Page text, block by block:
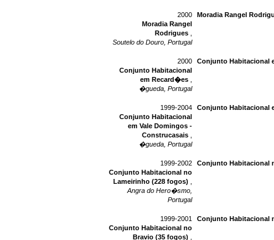
2000
Moradia Rangel
Rodrigues
Soutelo do Douro, Portugal
Moradia Rangel
2000
Conjunto Habitacional
em Recard�es
�gueda, Portugal
Conjunto Habitacional
1999-2004
Conjunto Habitacional
em Vale Domingos -
Construcasais
�gueda, Portugal
Conjunto Habitacional
1999-2002
Conjunto Habitacional no
Lameirinho (228 fogos)
Angra do Hero�smo,
Portugal
Conjunto Habitacional
1999-2001
Conjunto Habitacional no
Bravio (35 fogos)
Conjunto Habitacional